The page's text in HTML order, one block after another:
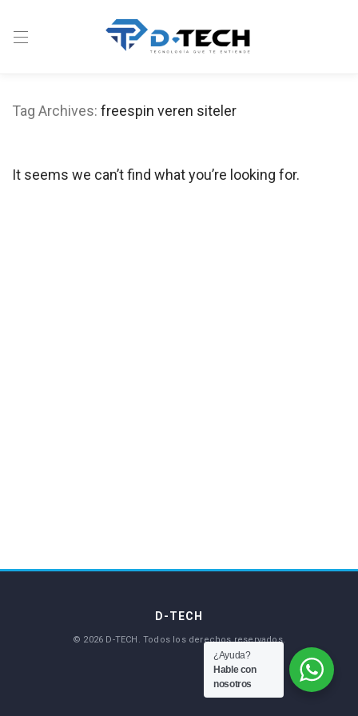
Tag Archives: freespin veren siteler
It seems we can’t find what you’re looking for.
¿Ayuda?
Hable con
nosotros